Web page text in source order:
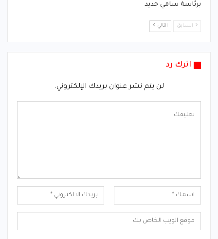
برئاسة سامي جديد
السابق التالي
اترك رد
لن يتم نشر عنوان بريدك الإلكتروني.